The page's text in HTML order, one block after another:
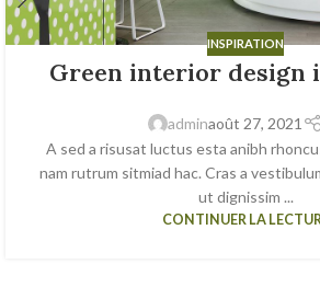
INSPIRATION
Green interior design
adminaoût 27, 2021
A sed a risusat luctus esta anibh
nam rutrum sitmiad hac. Cras a
ut dignissim ...
CONTINUER LA